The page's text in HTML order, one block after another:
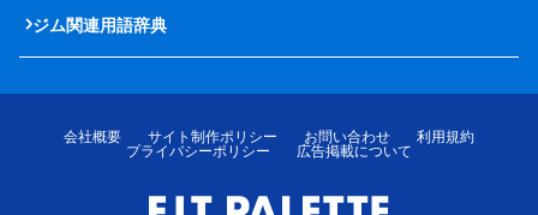
ジム関連用語辞典
会社概要 サイト制作ポリシー お問い合わせ
利用規約
プライバシーポリシー
広告掲載について